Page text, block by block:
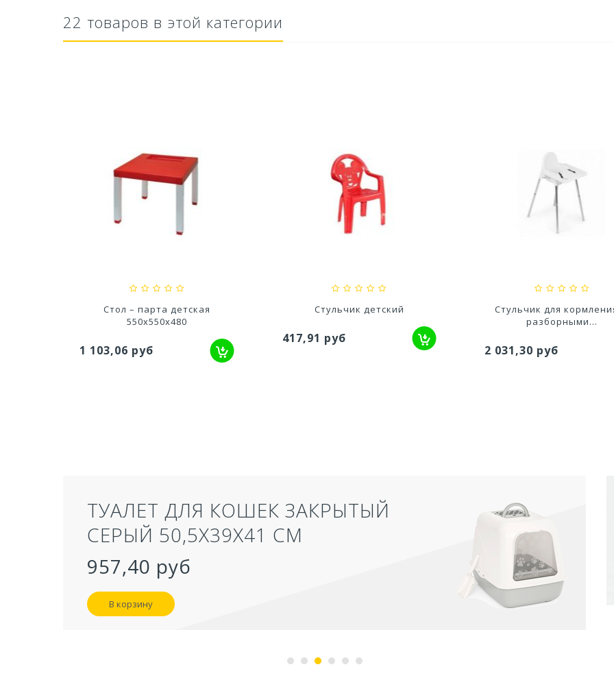
Средство для септического
резервуара и для...
Средство для выгребных
800мл
22 товаров в этой категории
Стол – парта детская
550х550х480
1 103,06 руб
Стульчик детский
417,91 руб
Стульчик для
разборными...
2 031,30 руб
ТУАЛЕТ ДЛЯ КОШЕК ЗАКРЫТЫЙ
СЕРЫЙ 50,5Х39Х41 СМ
957,40 руб
В корзину